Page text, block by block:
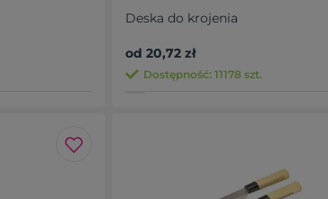
Deska do krojenia
od 20,72 zł
Dostępność: 11178 szt.